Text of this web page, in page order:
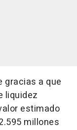
gracias a que
liquidez
estimado
millones